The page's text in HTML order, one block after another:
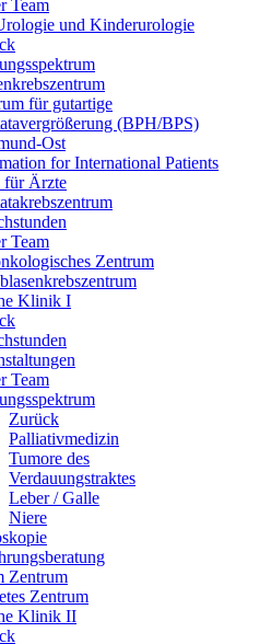
Team
und Kinderurologie
für gutartige
(BPH/BPS)
Ost
for International Patients
für Ärzte
Team
Zentrum
Klinik I
Team
Zurück
Palliativmedizin
Tumore des
Verdauungstraktes
Leber / Galle
Niere
Zentrum
Zentrum
Klinik II